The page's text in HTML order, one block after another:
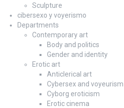
Sculpture
cibersexo y voyerismo
Departments
Contemporary art
Body and politics
Gender and identity
Erotic art
Anticlerical art
Cybersex and voyeurism
Cyborg eroticism
Erotic cinema